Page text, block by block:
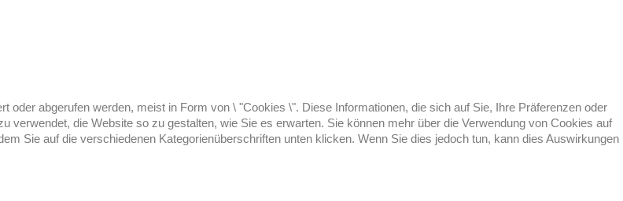
abgerufen werden, meist in Form von \ "Cookies \". Diese Informationen, die sich auf Sie, Ihre Präferenzen oder
verwendet, die Website so zu gestalten, wie Sie es erwarten. Sie können mehr über die Verwendung von Cookies auf
Sie auf die verschiedenen Kategorienüberschriften unten klicken. Wenn Sie dies jedoch tun, kann dies Auswirkungen